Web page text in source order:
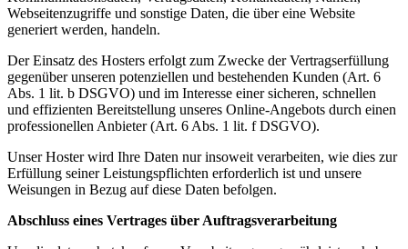
Webseitenzugriffe und sonstige Daten, die über eine Website
generiert werden, handeln.
Der Einsatz des Hosters erfolgt zum Zwecke der Vertragserfüllung
gegenüber unseren potenziellen und bestehenden Kunden (Art. 6
Abs. 1 lit. b DSGVO) und im Interesse einer sicheren, schnellen
und effizienten Bereitstellung unseres Online-Angebots durch einen
professionellen Anbieter (Art. 6 Abs. 1 lit. f DSGVO).
Unser Hoster wird Ihre Daten nur insoweit verarbeiten, wie dies zur
Erfüllung seiner Leistungspflichten erforderlich ist und unsere
Weisungen in Bezug auf diese Daten befolgen.
Abschluss eines Vertrages über Auftragsverarbeitung